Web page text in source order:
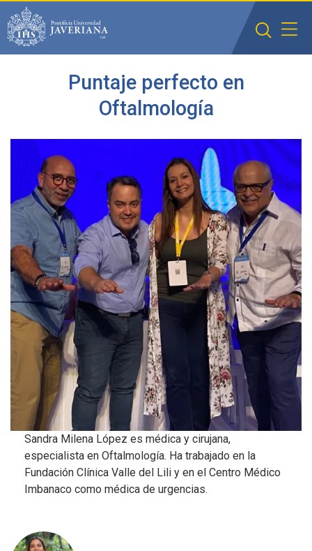
Saltar al contenido principalPuntaje perfecto en
Oftalmología
Sandra Milena López es médica y cirujana,
especialista en Oftalmología. Ha trabajado en la
Fundación Clínica Valle del Lili y en el Centro Médico
Imbanaco como médica de urgencias.